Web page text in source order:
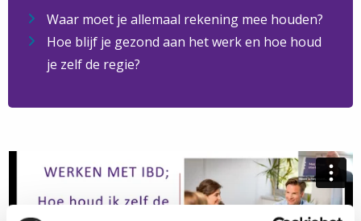
Waar moet je allemaal rekening mee houden?
Hoe blijf je gezond aan het werk en hoe houd
je zelf de regie?